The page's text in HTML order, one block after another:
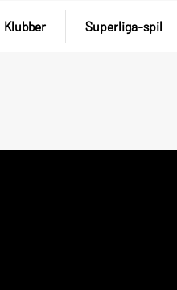
Klubber Superliga-spil